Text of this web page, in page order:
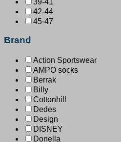
42-44
45-47
Brand
Action Sportswear
AMPO socks
Berrak
Billy
Cottonhill
Dedes
Design
DISNEY
Donella